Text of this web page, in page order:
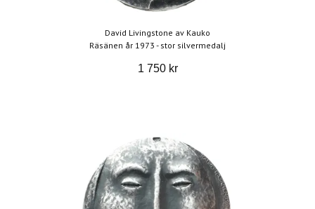
David Livingstone av Kauko
Räsänen år 1973 - stor silvermedalj
1 750 kr